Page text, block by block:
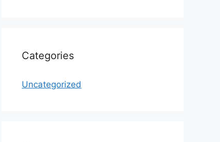
Categories
Uncategorized